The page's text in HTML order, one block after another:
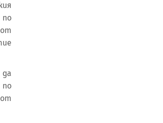
по